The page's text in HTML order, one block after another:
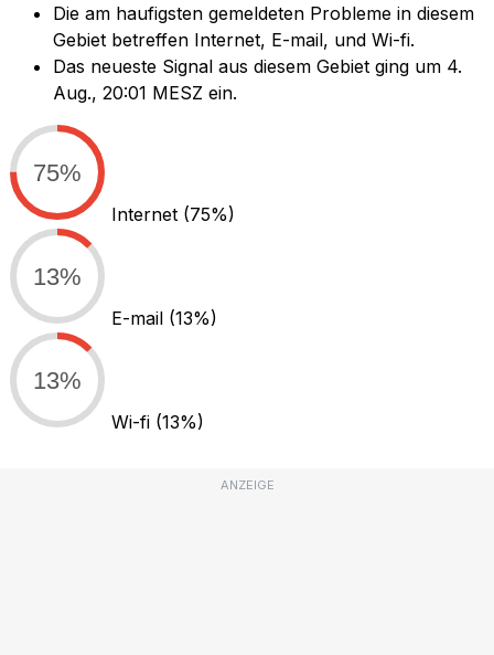
Die am haufigsten gemeldeten Probleme in diesem
Gebiet betreffen Internet, E-mail, und Wi-fi.
Das neueste Signal aus diesem Gebiet ging um 4.
Aug., 20:01 MESZ ein.
75%
Internet (75%)
13%
E-mail (13%)
13%
Wi-fi (13%)
ANZEIGE